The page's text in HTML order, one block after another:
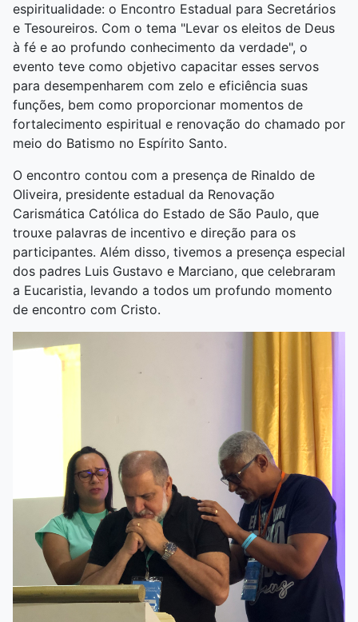
espiritualidade: o Encontro Estadual para Secretários
e Tesoureiros. Com o tema "Levar os eleitos de Deus
à fé e ao profundo conhecimento da verdade", o
evento teve como objetivo capacitar esses servos
para desempenharem com zelo e eficiência suas
funções, bem como proporcionar momentos de
fortalecimento espiritual e renovação do chamado por
meio do Batismo no Espírito Santo.
O encontro contou com a presença de Rinaldo de
Oliveira, presidente estadual da Renovação
Carismática Católica do Estado de São Paulo, que
trouxe palavras de incentivo e direção para os
participantes. Além disso, tivemos a presença especial
dos padres Luis Gustavo e Marciano, que celebraram
a Eucaristia, levando a todos um profundo momento
de encontro com Cristo.